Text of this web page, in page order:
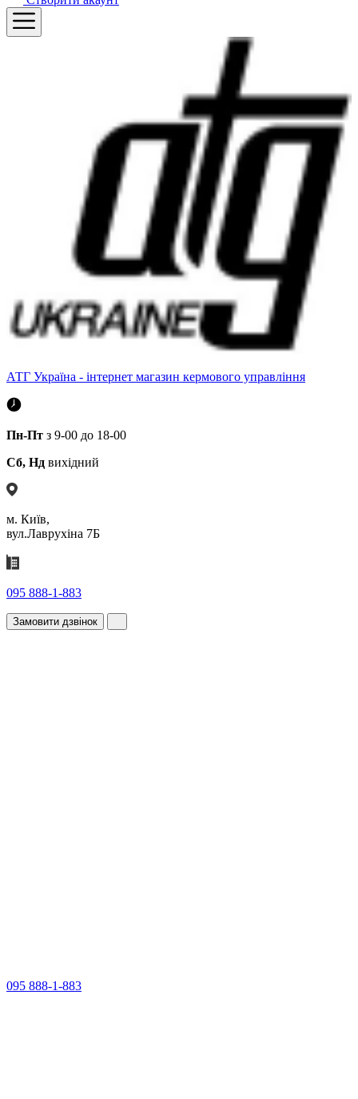
АТГ Україна - інтернет магазин кермового управління
Пн-Пт з 9-00 до 18-00
Сб, Нд вихідний
м. Київ,
вул.Лаврухіна 7Б
095 888-1-883
Замовити дзвінок
095 888-1-883